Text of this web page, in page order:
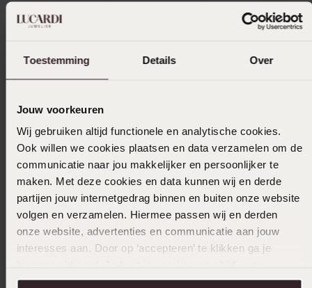
Toestemming Details Over
Jouw voorkeuren
Wij gebruiken altijd functionele en analytische cookies.
Ook willen we cookies plaatsen en data verzamelen om de
communicatie naar jou makkelijker en persoonlijker te
maken. Met deze cookies en data kunnen wij en derde
partijen jouw internetgedrag binnen en buiten onze website
volgen en verzamelen. Hiermee passen wij en derden
onze website, advertenties en communicatie aan jouw
interesses aan. Door op ‘accepteren’ te klikken ga je
aanpassen. Lees er meer over in onscookiebeleid.
Graveren Haarlem
Horloge Haarlem
Oorbellen Haarlem
Trouwringen Haarlem
Verlovingsring Haarlem